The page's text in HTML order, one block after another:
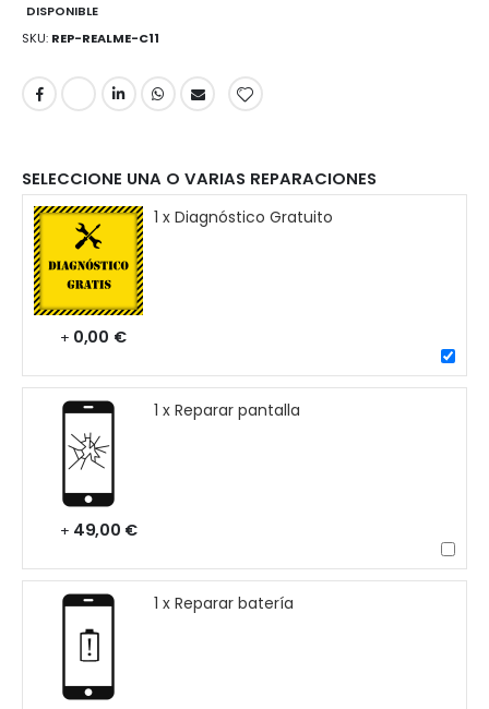
DISPONIBLE
SKU REP-REALME-C11
SELECCIONE UNA O VARIAS REPARACIONES
1 x Diagnóstico Gratuito
+ 0,00 €
1 x Reparar pantalla
+ 49,00 €
1 x Reparar batería